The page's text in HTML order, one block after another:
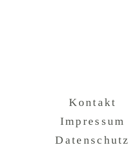
Kontakt
Impressum
Datenschutz